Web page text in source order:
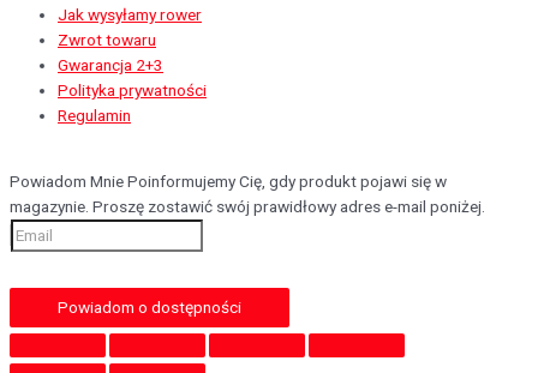
Jak wysyłamy rower
Zwrot towaru
Gwarancja 2+3
Polityka prywatności
Regulamin
Powiadom MniePoinformujemy Cię, gdy produkt pojawi się w
magazynie. Proszę zostawić swój prawidłowy adres e-mail poniżej.
Powiadom o dostępności